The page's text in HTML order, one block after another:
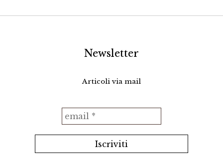
Newsletter
Articoli via mail